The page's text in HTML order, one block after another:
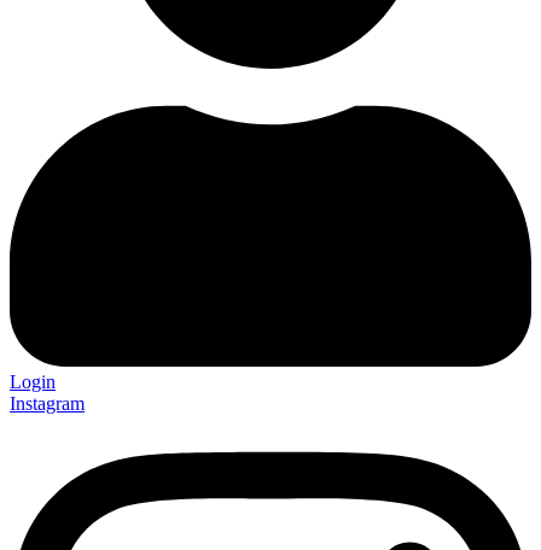
Login
Instagram